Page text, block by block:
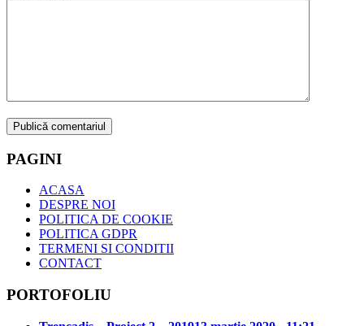
PAGINI
ACASA
DESPRE NOI
POLITICA DE COOKIE
POLITICA GDPR
TERMENI SI CONDITII
CONTACT
PORTOFOLIU